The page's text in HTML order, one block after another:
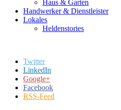
Haus & Garten
Handwerker & Dienstleister
Lokales
Heldenstories
Twitter
LinkedIn
Google+
Facebook
RSS-Feed